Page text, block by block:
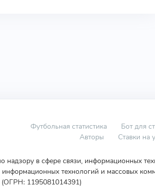
Футбольная статистика Бот для
Авторы
Ставки на
надзору в сфере связи, информационных
технологий и массовых
(ОГРН: 1195081014391)